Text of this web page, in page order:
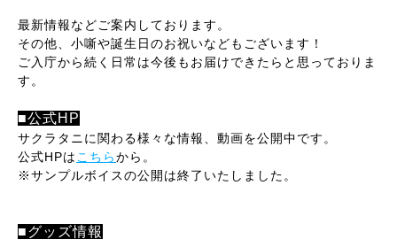
最新情報などご案内しております。
その他、小噺や誕生日のお祝いなどもございます！
ご入庁から続く日常は今後もお届けできたらと思っておりま
す。
■公式HP
サクラタニに関わる様々な情報、動画を公開中です。
公式HPはこちらから。
※サンプルボイスの公開は終了いたしました。
■グッズ情報